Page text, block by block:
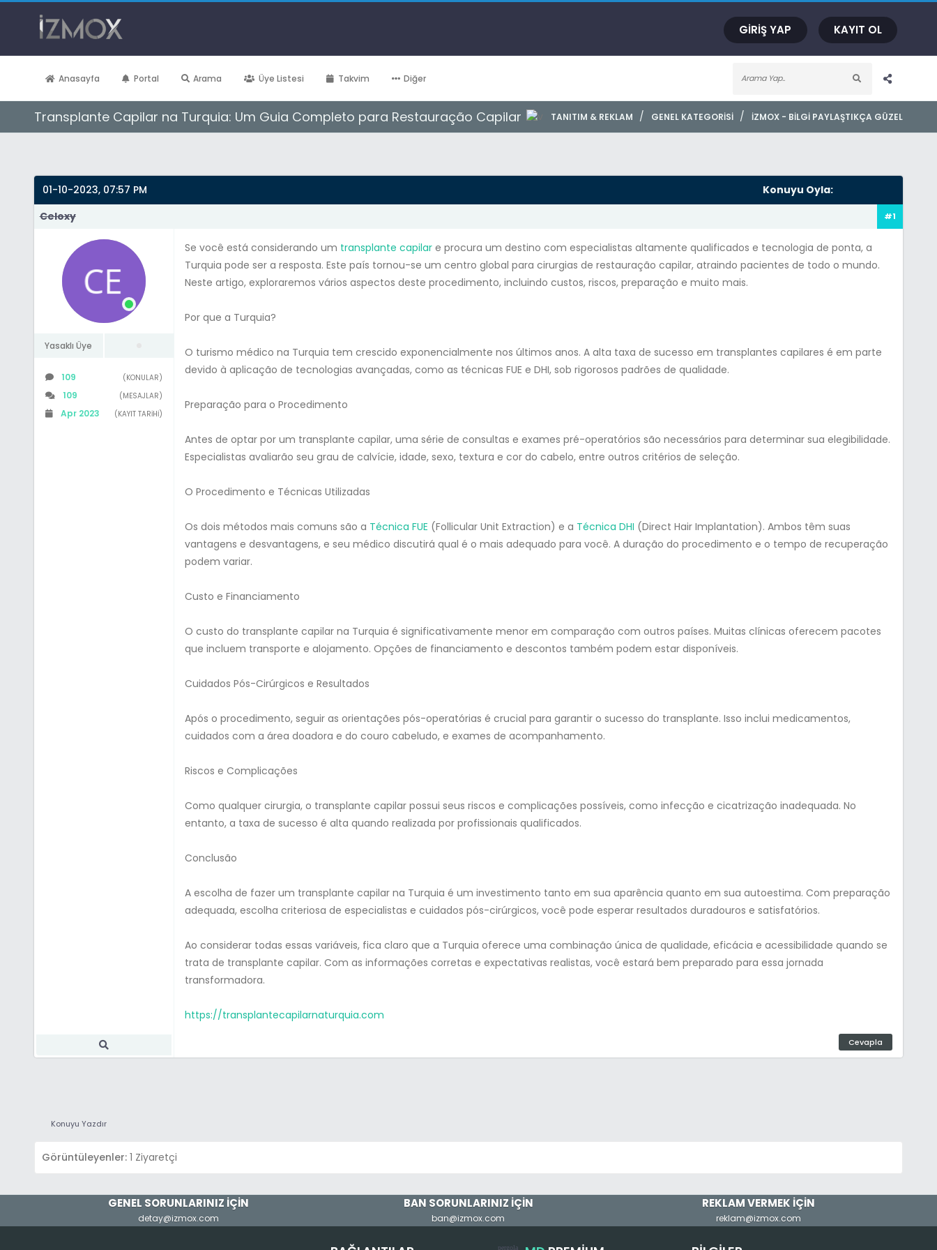
GIRIŞ YAP KAYIT OL
Anasayfa Portal Arama Üye Listesi Takvim Diğer
Transplante Capilar na Turquia: Um Guia Completo para Restauração Capilar İZMOX - BILGI PAYLAŞTIKÇA GÜZEL
/
GENEL KATEGORISI
/
TANITIM & REKLAM
Konuyu Oyla:
Derecelendirme: 0/5 - 0 oy
12
3
4
5
01-10-2023, 07:57 PM
Celoxy
Yasaklı Üye
109 (KONULAR)
109 (MESAJLAR)
Apr 2023 (KAYIT TARIHI)
#1
Se você está considerando um transplante capilare procura um destino com especialistas altamente qualificados e tecnologia de ponta, a
Turquia pode ser a resposta. Este país tornou-se um centro global para cirurgias de restauração capilar, atraindo pacientes de todo o mundo.
Neste artigo, exploraremos vários aspectos deste procedimento, incluindo custos, riscos, preparação e muito mais.
Por que a Turquia?
O turismo médico na Turquia tem crescido exponencialmente nos últimos anos. A alta taxa de sucesso em transplantes capilares é em parte
devido à aplicação de tecnologias avançadas, como as técnicas FUE e DHI, sob rigorosos padrões de qualidade.
Preparação para o Procedimento
Antes de optar por um transplante capilar, uma série de consultas e exames pré-operatórios são necessários para determinar sua elegibilidade.
Especialistas avaliarão seu grau de calvície, idade, sexo, textura e cor do cabelo, entre outros critérios de seleção.
O Procedimento e Técnicas Utilizadas
Os dois métodos mais comuns são a Técnica FUE (Follicular Unit Extraction) e a Técnica DHI (Direct Hair Implantation). Ambos têm suas
vantagens e desvantagens, e seu médico discutirá qual é o mais adequado para você. A duração do procedimento e o tempo de recuperação
podem variar.
Custo e Financiamento
O custo do transplante capilar na Turquia é significativamente menor em comparação com outros países. Muitas clínicas oferecem pacotes
que incluem transporte e alojamento. Opções de financiamento e descontos também podem estar disponíveis.
Cuidados Pós-Cirúrgicos e Resultados
Após o procedimento, seguir as orientações pós-operatórias é crucial para garantir o sucesso do transplante. Isso inclui medicamentos,
cuidados com a área doadora e do couro cabeludo, e exames de acompanhamento.
Riscos e Complicações
Como qualquer cirurgia, o transplante capilar possui seus riscos e complicações possíveis, como infecção e cicatrização inadequada. No
entanto, a taxa de sucesso é alta quando realizada por profissionais qualificados.
Conclusão
A escolha de fazer um transplante capilar na Turquia é um investimento tanto em sua aparência quanto em sua autoestima. Com preparação
adequada, escolha criteriosa de especialistas e cuidados pós-cirúrgicos, você pode esperar resultados duradouros e satisfatórios.
Ao considerar todas essas variáveis, fica claro que a Turquia oferece uma combinação única de qualidade, eficácia e acessibilidade quando se
trata de transplante capilar. Com as informações corretas e expectativas realistas, você estará bem preparado para essa jornada
transformadora.
https://transplantecapilarnaturquia.com
Cevapla
Konuyu Yazdır
Görüntüleyenler: 1 Ziyaretçi
GENEL SORUNLARINIZ İÇİN
detay@izmox.com
BAN SORUNLARINIZ İÇİN
ban@izmox.com
REKLAM VERMEK İÇİN
reklam@izmox.com
pergola